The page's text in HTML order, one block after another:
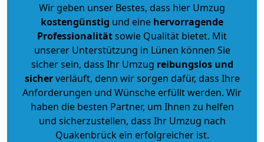
Wir geben unser Bestes, dass hier Umzug
kostengünstig und eine hervorragende
Professionalitätsowie Qualität bietet. Mit
unserer Unterstützung in Lünen können Sie
sicher sein, dass Ihr Umzug reibungslos und
sicherverläuft, denn wir sorgen dafür, dass Ihre
Anforderungen und Wünsche erfüllt werden. Wir
haben die besten Partner, um Ihnen zu helfen
und sicherzustellen, dass Ihr Umzug nach
Quakenbrück ein erfolgreicher ist.